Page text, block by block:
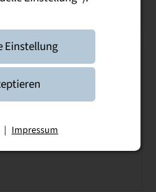
Stollberg
Einstellung
| Impressum